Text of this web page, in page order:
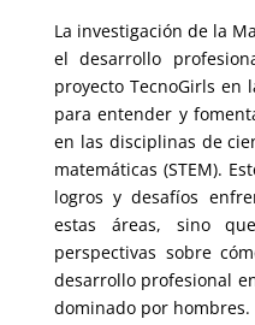
La investigación de la
el desarrollo
proyecto TecnoGirls en
para entender y
en las disciplinas de
matemáticas (STEM).
logros y desafíos
estas áreas, sino
perspectivas sobre
desarrollo profesional
dominado por hombres.